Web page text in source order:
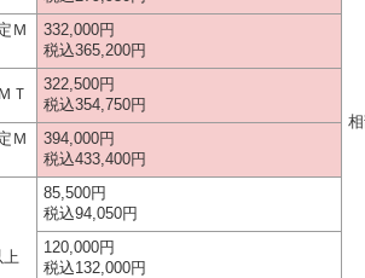
Ｍ
332,000円
税込365,200円
Ｔ
322,500円
税込354,750円
Ｍ
394,000円
税込433,400円
上
85,500円
税込94,050円
120,000円
税込132,000円